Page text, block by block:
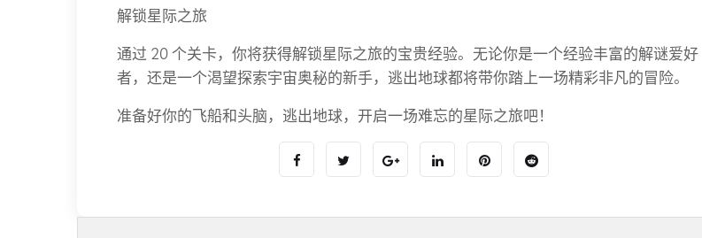
解锁星际之旅
通过 20 个关卡，你将获得解锁星际之旅的宝贵经验。无论你是一个经验丰富的解谜爱好
者，还是一个渴望探索宇宙奥秘的新手，逃出地球都将带你踏上一场精彩非凡的冒险。
准备好你的飞船和头脑，逃出地球，开启一场难忘的星际之旅吧！